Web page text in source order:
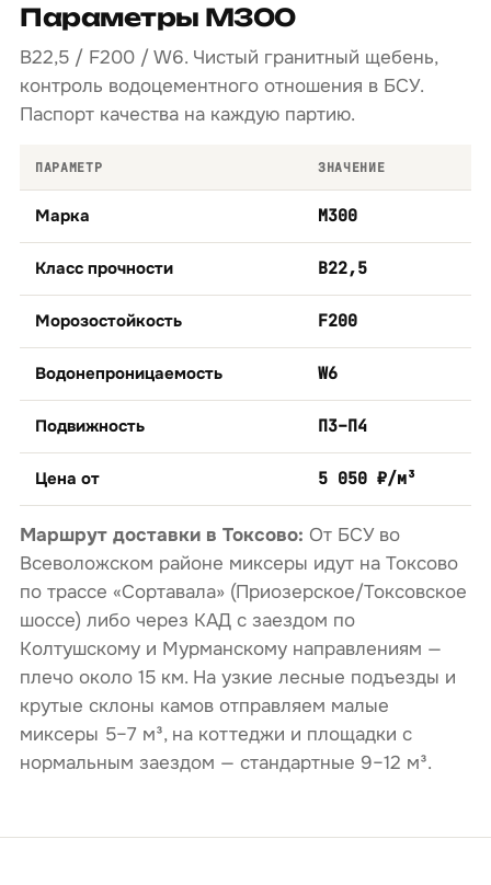
Параметры М300
B22,5 / F200 / W6. Чистый гранитный щебень,
контроль водоцементного отношения в БСУ.
Паспорт качества на каждую партию.
ПАРАМЕТР ЗНАЧЕНИЕ
Марка М300
Класс прочности B22,5
Морозостойкость F200
Водонепроницаемость W6
Подвижность П3–П4
Цена от 5 050 ₽/м³
Маршрут доставки в Токсово: От БСУ во
Всеволожском районе миксеры идут на Токсово
по трассе «Сортавала» (Приозерское/Токсовское
шоссе) либо через КАД с заездом по
Колтушскому и Мурманскому направлениям —
плечо около 15 км. На узкие лесные подъезды и
крутые склоны камов отправляем малые
миксеры 5–7 м³, на коттеджи и площадки с
нормальным заездом — стандартные 9–12 м³.